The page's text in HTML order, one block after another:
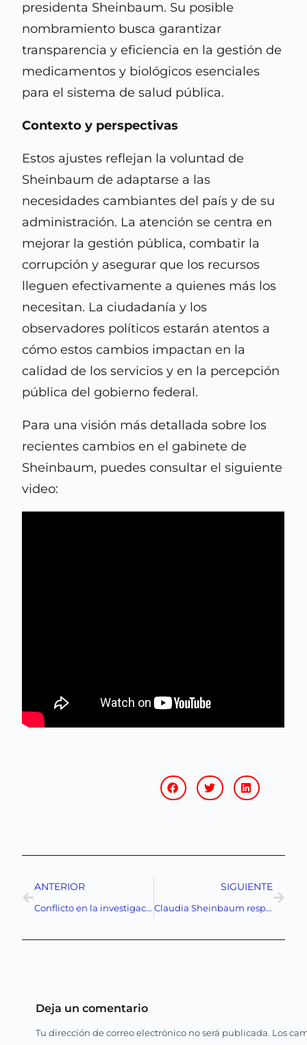
presidenta Sheinbaum. Su posible
nombramiento busca garantizar
transparencia y eficiencia en la gestión de
medicamentos y biológicos esenciales
para el sistema de salud pública.
Contexto y perspectivas
Estos ajustes reflejan la voluntad de
Sheinbaum de adaptarse a las
necesidades cambiantes del país y de su
administración. La atención se centra en
mejorar la gestión pública, combatir la
corrupción y asegurar que los recursos
lleguen efectivamente a quienes más los
necesitan. La ciudadanía y los
observadores políticos estarán atentos a
cómo estos cambios impactan en la
calidad de los servicios y en la percepción
pública del gobierno federal.​
Para una visión más detallada sobre los
recientes cambios en el gabinete de
Sheinbaum, puedes consultar el siguiente
video:
ANTERIOR
Conflicto en la investigación del rancho Izaguirre: La Fiscalía de Jalisco responde a la FGR
SIGUIENTE
Claudia Sheinbaum responde con firmeza a críticas de Nayib Bukele sobre seguridad en México
Deja un comentario
Tu dirección de correo electrónico no será publicada. Los